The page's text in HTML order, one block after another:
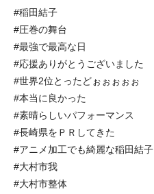
#稲田結子
#圧巻の舞台
#最強で最高な日
#応援ありがとうございました
#世界2位とったどぉぉぉぉぉ
#本当に良かった
#素晴らしいパフォーマンス
#長崎県をＰＲしてきた
#アニメ加工でも綺麗な稲田結子
#大村市我
#大村市整体